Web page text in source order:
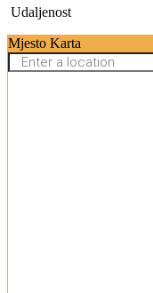
Udaljenost
Mjesto Karta